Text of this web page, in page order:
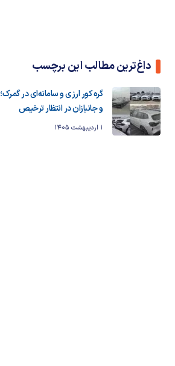
داغ‌ترین مطالب این برچسب
‌و جانبازان در انتظار ترخیص
1 اردیبهشت 1405